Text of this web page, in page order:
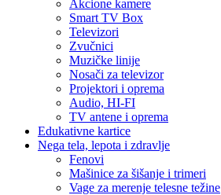
Akcione kamere
Smart TV Box
Televizori
Zvučnici
Muzičke linije
Nosači za televizor
Projektori i oprema
Audio, HI-FI
TV antene i oprema
Edukativne kartice
Nega tela, lepota i zdravlje
Fenovi
Mašinice za šišanje i trimeri
Vage za merenje telesne težine